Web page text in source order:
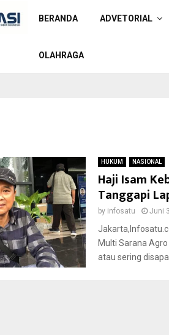
BERANDA ADVETORIAL
OLAHRAGA
HUKUM NASIONAL
Haji Isam
Tanggapi
by infosatu Juni
Multi Sarana
atau sering